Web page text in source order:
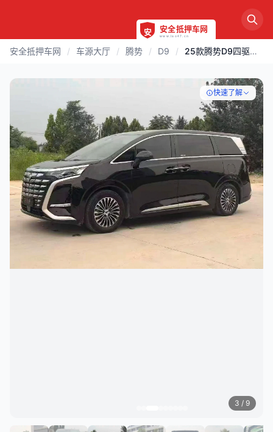
安全抵押车网 / 车源大厅 / 腾势 / D9 / 25款腾势D9四驱插电混动顶配
快速了解
3 / 9